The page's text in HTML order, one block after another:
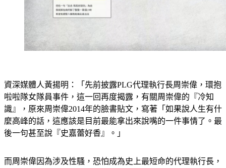
資深媒體人黃揚明：「先前披露PLG代理執行長周崇偉，環抱
啦啦隊女隊員事件，這一回再度揭露，有關周崇偉的『冷知
識』，原來周崇偉2014年的臉書貼文，寫著「如果說人生有什
麼高峰的話，這應該是目前最能拿出來說嘴的一件事情了。最
後一句甚至說『史嘉蕾好香』。」
而周崇偉因為涉及性騷，恐怕成為史上最短命的代理執行長，